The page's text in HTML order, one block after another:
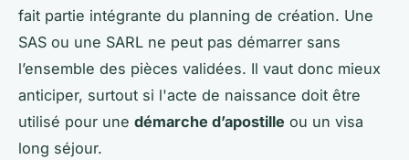
fait partie intégrante du planning de création. Une
SAS ou une SARL ne peut pas démarrer sans
l’ensemble des pièces validées. Il vaut donc mieux
anticiper, surtout si l'acte de naissance doit être
utilisé pour une démarche d’apostille ou un visa
long séjour.